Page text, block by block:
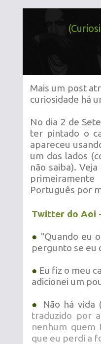
Mais um post
curiosidade há
No dia 2 de
ter pintado o
apareceu
um dos lados
não saiba).
Português por
Twitter do Aoi
● "Quando eu
pergunto se eu
● Eu fiz o meu
adicionei um
●
Não há
traduzido por
nenhum
que eu perdi a